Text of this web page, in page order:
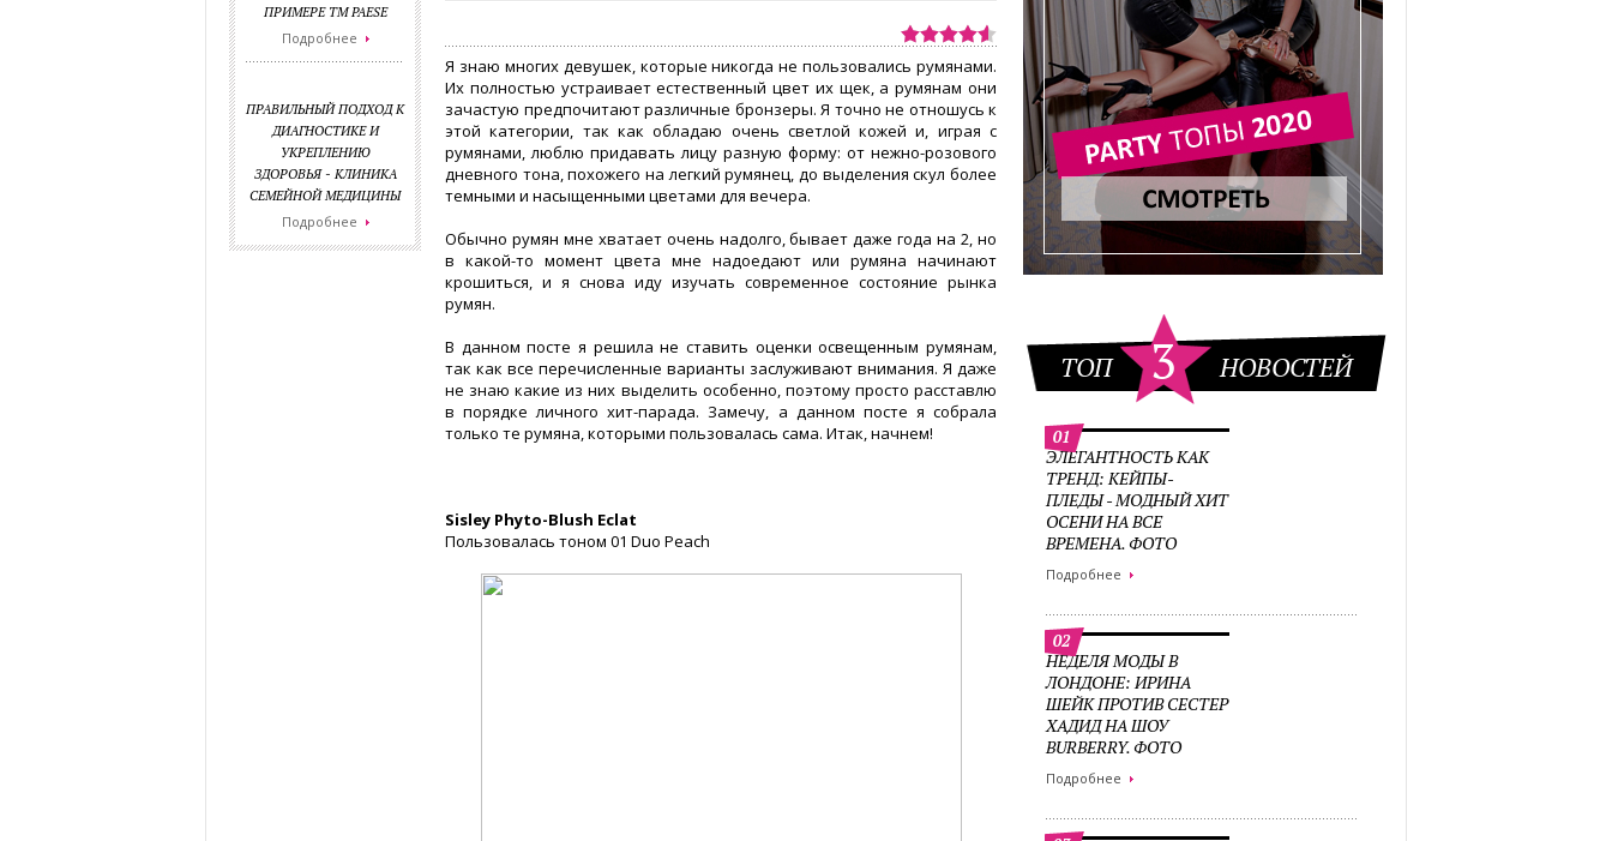
ПРИМЕРЕ ТМ PAESE
Подробнее
ПРАВИЛЬНЫЙ ПОДХОД К
ДИАГНОСТИКЕ И
УКРЕПЛЕНИЮ
ЗДОРОВЬЯ - КЛИНИКА
СЕМЕЙНОЙ МЕДИЦИНЫ
Подробнее
Я знаю многих девушек, которые никогда не пользовались румянами.
Их полностью устраивает естественный цвет их щек, а румянам они
зачастую предпочитают различные бронзеры. Я точно не отношусь к
этой категории, так как обладаю очень светлой кожей и, играя с
румянами, люблю придавать лицу разную форму: от нежно-розового
дневного тона, похожего на легкий румянец, до выделения скул более
темными и насыщенными цветами для вечера.
Обычно румян мне хватает очень надолго, бывает даже года на 2, но
в какой-то момент цвета мне надоедают или румяна начинают
крошиться, и я снова иду изучать современное состояние рынка
румян.
В данном посте я решила не ставить оценки освещенным румянам,
так как все перечисленные варианты заслуживают внимания. Я даже
не знаю какие из них выделить особенно, поэтому просто расставлю
в порядке личного хит-парада. Замечу, а данном посте я собрала
только те румяна, которыми пользовалась сама. Итак, начнем!
Sisley Phyto-Blush Eclat
Пользовалась тоном 01 Duo Peach
ТОП 3 НОВОСТЕЙ
01
ЭЛЕГАНТНОСТЬ КАК
ТРЕНД: КЕЙПЫ-
ПЛЕДЫ - МОДНЫЙ ХИТ
ОСЕНИ НА ВСЕ
ВРЕМЕНА. ФОТО
Подробнее
02
НЕДЕЛЯ МОДЫ В
ЛОНДОНЕ: ИРИНА
ШЕЙК ПРОТИВ СЕСТЕР
ХАДИД НА ШОУ
BURBERRY. ФОТО
Подробнее